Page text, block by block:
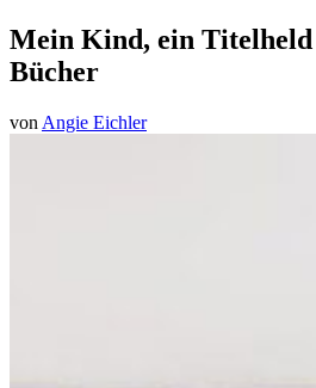
Mein Kind, ein Titelheld
Bücher
von Angie Eichler